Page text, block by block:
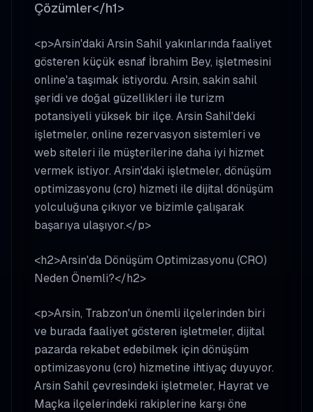
Çözümler</h1>
<p>Arsin'daki Arsin Sahil yakınlarında faaliyet
gösteren küçük esnaf İbrahim Bey, işletmesini
online'a taşımak istiyordu. Arsin, sakin sahil
şeridi ve doğal güzellikleri ile turizm
potansiyeli yüksek bir ilçe. Arsin Sahil'deki
işletmeler, online rezervasyon sistemleri ve
web siteleri ile müşterilerine daha iyi hizmet
vermek istiyor. Arsin'daki işletmeler, dönüşüm
optimizasyonu (cro) hizmeti ile dijital dönüşüm
yolculuğuna çıkıyor ve bizimle çalışarak
başarıya ulaşıyor.</p>
<h2>Arsin'da Dönüşüm Optimizasyonu (CRO)
Neden Önemli?</h2>
<p>Arsin, Trabzon'un önemli ilçelerinden biri
ve burada faaliyet gösteren işletmeler, dijital
pazarda rekabet edebilmek için dönüşüm
optimizasyonu (cro) hizmetine ihtiyaç duyuyor.
Arsin Sahil çevresindeki işletmeler, Hayrat ve
Maçka ilçelerindeki rakiplerine karşı öne